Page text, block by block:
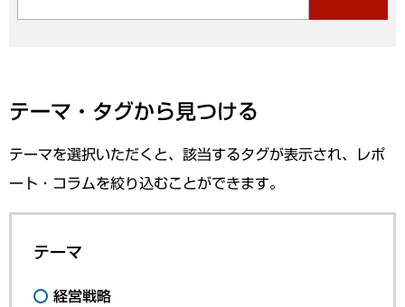
テーマ・タグから見つける
テーマを選択いただくと、該当するタグが表示され、レポ
ート・コラムを絞り込むことができます。
テーマ
経営戦略